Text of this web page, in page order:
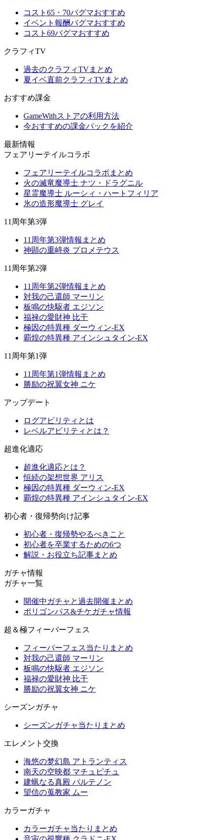
コスト65・70バグマおすすめ
イベント報酬バグマおすすめ
コスト69バグマおすすめ
クラフィTV
過去のクラフィTVまとめ
夏イベ直前クラフィTVまとめ
おすすめ課金
GameWithストアの利用方法
今おすすめの課金パックを紹介
最新情報
フェアリーテイルコラボ
フェアリーテイルコラボまとめ
火の滅竜魔導士 ナツ・ドラグニル
星霊魔導士 ルーシィ・ハートフィリア
氷の造形魔導士 グレイ
11周年第3弾
11周年第3弾情報まとめ
神顕の重峙炎 プロメテウス
11周年第2弾
11周年第2弾情報まとめ
対我の己還師 マーリン
板鳴の快駆者 エジソン
福禄の愛財神 比干
極因の特異種 ダーウィン-EX
覇煌の特異種 アインシュタイン-EX
11周年第1弾
11周年第1弾情報まとめ
勝励の祝翼女神 ニケ
アップデート
ログアビリティとは
レベルアビリティとは？
超進化適応
超進化適応とは？
恒続の架想世界 アリス
極因の特異種 ダーウィン-EX
覇煌の特異種 アインシュタイン-EX
初心者・復帰勢向け記事
初心者・復帰勢やるべきこと
初心者を卒業するための6つ
解説・お役立ち記事まとめ
ガチャ情報
ガチャ一覧
開催中ガチャと過去開催まとめ
ポリゴンパス&チケガチャ情報
超＆極フィーバーフェス
フィーバーフェス当たりまとめ
対我の己還師 マーリン
板鳴の快駆者 エジソン
福禄の愛財神 比干
勝励の祝翼女神 ニケ
シーズンガチャ
シーズンガチャ当たりまとめ
エレメント交換
海悠の梦幻島 アトランティス
南天の空映都 マチュピチュ
建蝋なる真殿 パルテノン
望信の蒐教家 ムー
カラーガチャ
カラーガチャ当たりまとめ